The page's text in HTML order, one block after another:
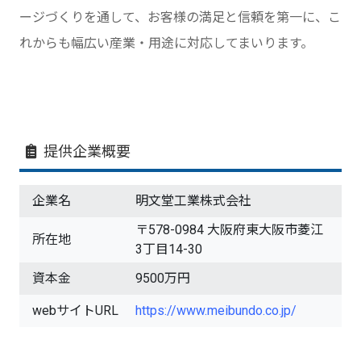
ージづくりを通して、お客様の満足と信頼を第一に、こ
れからも幅広い産業・用途に対応してまいります。
提供企業概要
企業名 明文堂工業株式会社
所在地
〒578-0984 大阪府東大阪市菱江
3丁目14-30
資本金
9500万円
webサイトURL https://www.meibundo.co.jp/